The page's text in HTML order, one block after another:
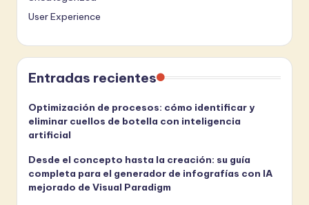
User Experience
Entradas recientes
Optimización de procesos: cómo identificar y
eliminar cuellos de botella con inteligencia
artificial
Desde el concepto hasta la creación: su guía
completa para el generador de infografías con IA
mejorado de Visual Paradigm